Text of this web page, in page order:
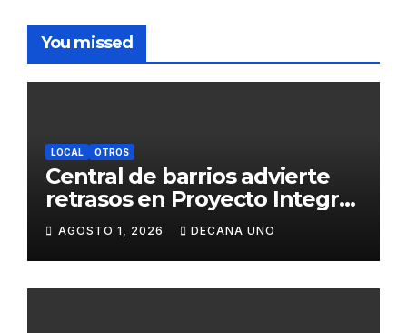
You missed
LOCAL OTROS
Central de barrios advierte
retrasos en Proyecto Integral
de Agua y Alcantarillado para
Juliaca
AGOSTO 1, 2026 DECANA UNO